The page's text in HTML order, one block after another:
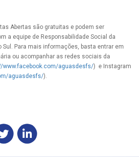
Abertas são gratuitas e podem ser
a equipe de Responsabilidade Social da
Sul. Para mais informações, basta entrar em
ou acompanhar as redes sociais da
www.facebook.com/aguasdesfs/) e Instagram
aguasdesfs/).